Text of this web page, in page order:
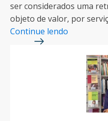
ser considerados uma
objeto de valor, por
Continue lendo